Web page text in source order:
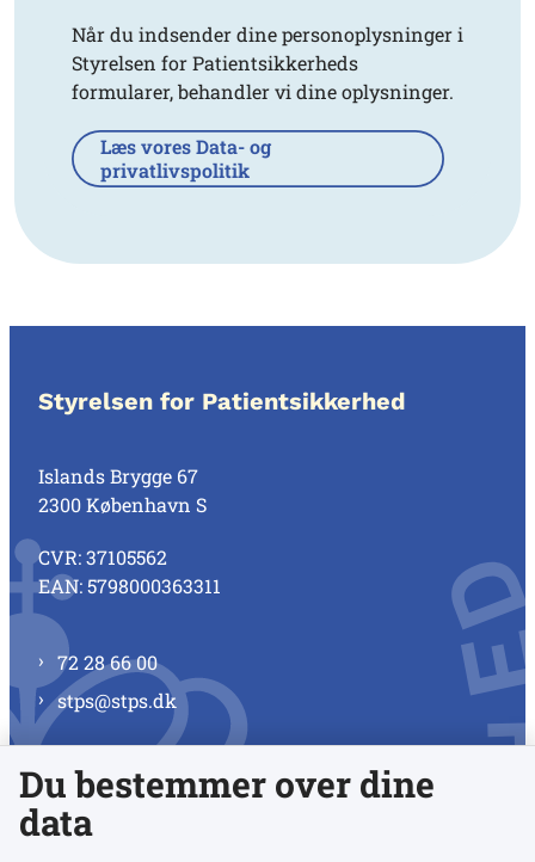
Når du indsender dine personoplysninger i
Styrelsen for Patientsikkerheds
formularer, behandler vi dine oplysninger.
Læs vores Data- og
privatlivspolitik
Styrelsen for Patientsikkerhed
Islands Brygge 67
2300 København S
CVR: 37105562
EAN: 5798000363311
72 28 66 00
stps@stps.dk
Se alle kontaktnumre
Du bestemmer over dine
data